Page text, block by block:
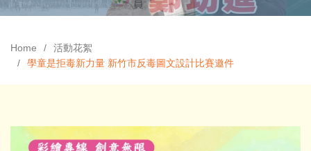
Home
活動花絮
學童是拒毒新力量 新竹市反毒圖文設計比賽邀件